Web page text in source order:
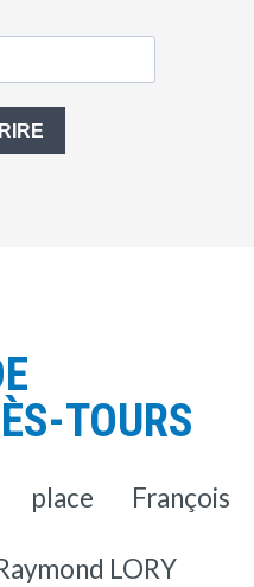
TOURS
place François
LORY